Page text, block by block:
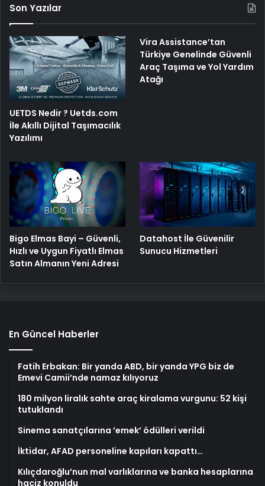
Son Yazılar
UETDS Nedir ? Uetds.com
İle Akıllı Dijital Taşımacılık
Yazılımı
Vira Assistance’tan
Türkiye Genelinde Güvenli
Araç Taşıma ve Yol Yardım
Atağı
Bigo Elmas Bayi – Güvenli,
Hızlı ve Uygun Fiyatlı Elmas
Satın Almanın Yeni Adresi
Datahost İle Güvenilir
Sunucu Hizmetleri
En Güncel Haberler
Fatih Erbakan: Bir yanda ABD, bir yanda YPG biz de
Emevi Camii’nde namaz kılıyoruz
180 milyon liralık sahte araç kiralama vurgunu: 52 kişi
tutuklandı
Sinema sanatçılarına ’emek’ ödülleri verildi
İktidar, AFAD personeline kapıları kapattı…
Kılıçdaroğlu’nun mal varlıklarına ve banka hesaplarına
haciz konuldu